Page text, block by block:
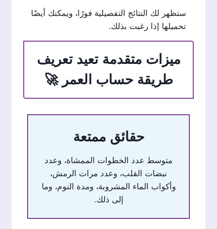
ستظهر لك النتائج التفصيلية فورًا، ويمكنك أيضًا
تحميلها إذا رغبت بذلك.
ميزات متقدمة تعيد تعريف
طريقة حساب العمر 🚀
حقائق ممتعة
متوسط عدد الخطوات الممشاة، وعدد
نبضات القلب، وعدد مرات الرمش،
وأكواب الماء المشروبة، ومدة النوم، وما
إلى ذلك.